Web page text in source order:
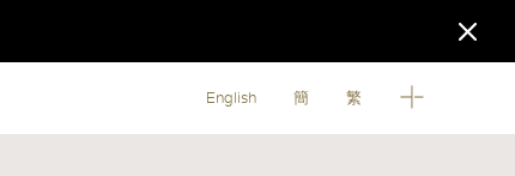
English 簡 繁